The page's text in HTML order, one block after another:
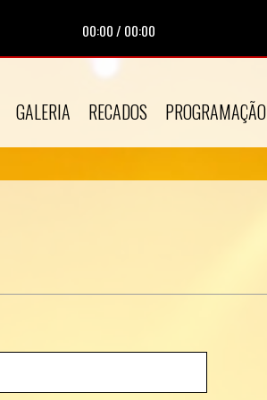
00:00/ 00:00
Apresentador:Deus Conosco BH Web |
GALERIA RECADOS PROGRAMAÇÃO